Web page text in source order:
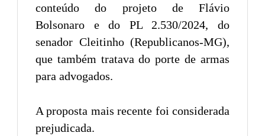
conteúdo do projeto de Flávio
Bolsonaro e do PL 2.530/2024, do
senador Cleitinho (Republicanos-MG),
que também tratava do porte de armas
para advogados.
A proposta mais recente foi considerada
prejudicada.